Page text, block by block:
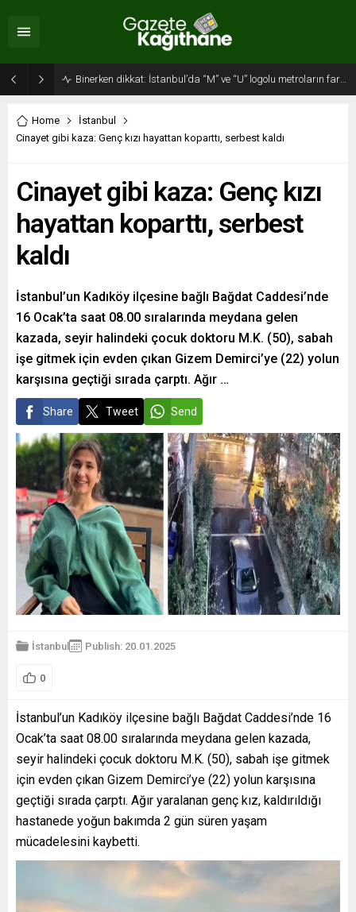
Home
İstanbul
Cinayet gibi kaza: Genç kızı hayattan koparttı, serbest kaldı
Cinayet gibi kaza: Genç kızı
hayattan koparttı, serbest
kaldı
İstanbul’un Kadıköy ilçesine bağlı Bağdat Caddesi’nde
16 Ocak’ta saat 08.00 sıralarında meydana gelen
kazada, seyir halindeki çocuk doktoru M.K. (50), sabah
işe gitmek için evden çıkan Gizem Demirci’ye (22) yolun
karşısına geçtiği sırada çarptı. Ağır …
Share Tweet Send
İstanbul Publish: 20.01.2025
0
İstanbul’un Kadıköy ilçesine bağlı Bağdat Caddesi’nde 16
Ocak’ta saat 08.00 sıralarında meydana gelen kazada,
seyir halindeki çocuk doktoru M.K. (50), sabah işe gitmek
için evden çıkan Gizem Demirci’ye (22) yolun karşısına
geçtiği sırada çarptı. Ağır yaralanan genç kız, kaldırıldığı
hastanede yoğun bakımda 2 gün süren yaşam
mücadelesini kaybetti.